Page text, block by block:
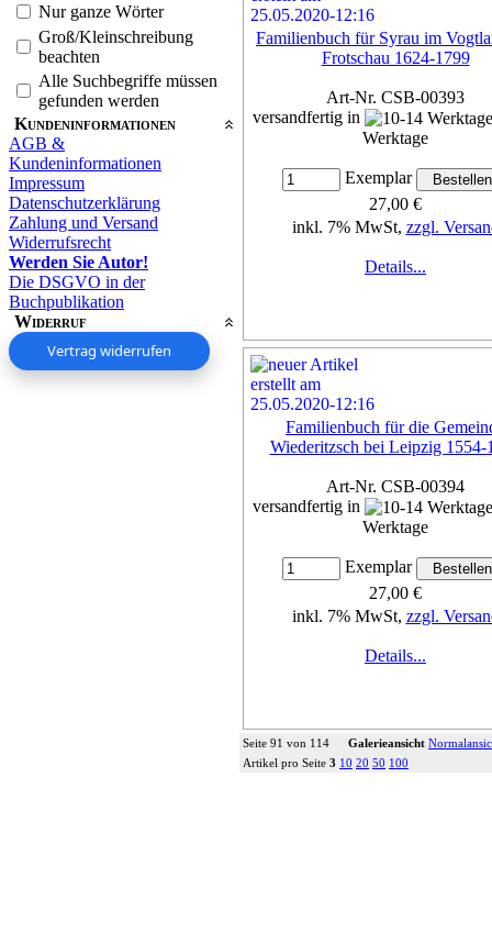
Nur ganze Wörter
Groß/Kleinschreibung
beachten
Alle Suchbegriffe müssen
gefunden werden
Kundeninformationen
AGB &
Kundeninformationen
Impressum
Datenschutzerklärung
Zahlung und Versand
Widerrufsrecht
Werden Sie Autor!
Die DSGVO in der
Buchpublikation
Widerruf
Vertrag widerrufen
Familienbuch für Syrau im
Frotschau 1624-1799
Art-Nr. CSB-00393
versandfertig in
Werktage
Exemplar
27,00 €
inkl. 7% MwSt, zzgl.
Details...
Familienbuch für die
Wiederitzsch bei Leipzig 1554-
Art-Nr. CSB-00394
versandfertig in
Werktage
Exemplar
27,00 €
inkl. 7% MwSt, zzgl.
Details...
Seite 91 von 114 Galerieansicht
Artikel pro Seite 3 10 20 50 100